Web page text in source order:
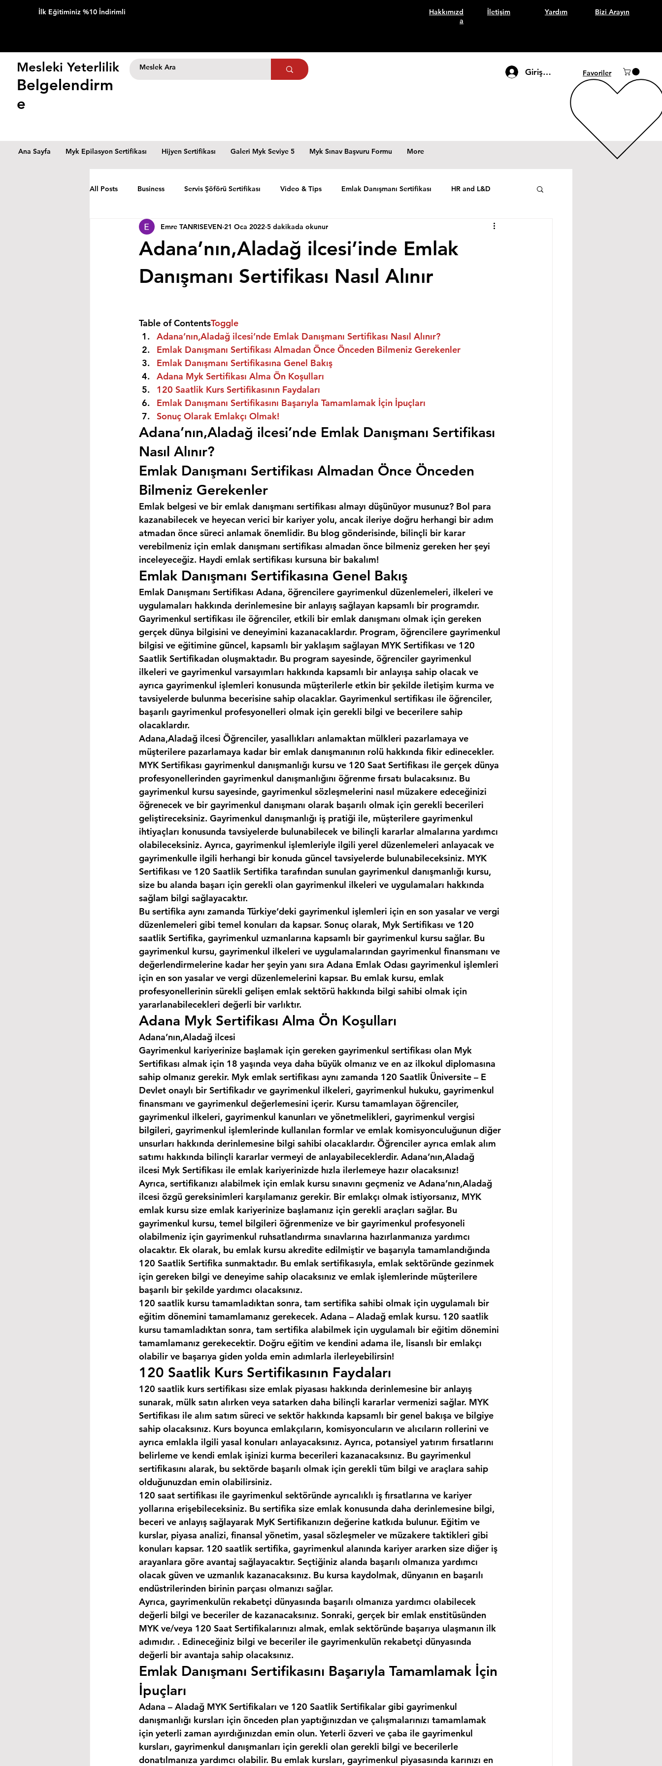
İlk Eğitiminiz %10 İndirimli
Hakkımızd
a
İletişim Yardım Bizi Arayın
Mesleki Yeterlilik
Belgelendirm
e
Giriş Yap Favoriler
Ana Sayfa Myk Epilasyon Sertifikası Hijyen Sertifikası Galeri Myk Seviye 5 Myk Sınav Başvuru Formu More
All Posts Business Servis Şöförü Sertifikası Video & Tips Emlak Danışmanı Sertifikası HR and L&D
Adana’nın,Aladağ ilcesi’inde Emlak
Danışmanı Sertifikası Nasıl Alınır
Emre TANRISEVEN 21 Oca 2022 5 dakikada okunur
Table of ContentsToggle
Adana’nın,Aladağ ilcesi’nde Emlak Danışmanı Sertifikası Nasıl Alınır?
Emlak Danışmanı Sertifikası Almadan Önce Önceden Bilmeniz Gerekenler
Emlak Danışmanı Sertifikasına Genel Bakış
Adana Myk Sertifikası Alma Ön Koşulları
120 Saatlik Kurs Sertifikasının Faydaları
Emlak Danışmanı Sertifikasını Başarıyla Tamamlamak İçin İpuçları
Sonuç Olarak Emlakçı Olmak!
Adana’nın,Aladağ ilcesi’nde Emlak Danışmanı Sertifikası
Nasıl Alınır?
Emlak Danışmanı Sertifikası Almadan Önce Önceden
Bilmeniz Gerekenler
Emlak belgesi ve bir emlak danışmanı sertifikası almayı düşünüyor musunuz? Bol para
kazanabilecek ve heyecan verici bir kariyer yolu, ancak ileriye doğru herhangi bir adım
atmadan önce süreci anlamak önemlidir. Bu blog gönderisinde, bilinçli bir karar
verebilmeniz için emlak danışmanı sertifikası almadan önce bilmeniz gereken her şeyi
inceleyeceğiz. Haydi emlak sertifikası kursuna bir bakalım!
Emlak Danışmanı Sertifikasına Genel Bakış
Emlak Danışmanı Sertifikası Adana, öğrencilere gayrimenkul düzenlemeleri, ilkeleri ve
uygulamaları hakkında derinlemesine bir anlayış sağlayan kapsamlı bir programdır.
Gayrimenkul sertifikası ile öğrenciler, etkili bir emlak danışmanı olmak için gereken
gerçek dünya bilgisini ve deneyimini kazanacaklardır. Program, öğrencilere gayrimenkul
bilgisi ve eğitimine güncel, kapsamlı bir yaklaşım sağlayan MYK Sertifikası ve 120
Saatlik Sertifikadan oluşmaktadır. Bu program sayesinde, öğrenciler gayrimenkul
ilkeleri ve gayrimenkul varsayımları hakkında kapsamlı bir anlayışa sahip olacak ve
ayrıca gayrimenkul işlemleri konusunda müşterilerle etkin bir şekilde iletişim kurma ve
tavsiyelerde bulunma becerisine sahip olacaklar. Gayrimenkul sertifikası ile öğrenciler,
başarılı gayrimenkul profesyonelleri olmak için gerekli bilgi ve becerilere sahip
olacaklardır.
Adana,Aladağ ilcesi Öğrenciler, yasallıkları anlamaktan mülkleri pazarlamaya ve
müşterilere pazarlamaya kadar bir emlak danışmanının rolü hakkında fikir edinecekler.
MYK Sertifikası gayrimenkul danışmanlığı kursu ve 120 Saat Sertifikası ile gerçek dünya
profesyonellerinden gayrimenkul danışmanlığını öğrenme fırsatı bulacaksınız. Bu
gayrimenkul kursu sayesinde, gayrimenkul sözleşmelerini nasıl müzakere edeceğinizi
öğrenecek ve bir gayrimenkul danışmanı olarak başarılı olmak için gerekli becerileri
geliştireceksiniz. Gayrimenkul danışmanlığı iş pratiği ile, müşterilere gayrimenkul
ihtiyaçları konusunda tavsiyelerde bulunabilecek ve bilinçli kararlar almalarına yardımcı
olabileceksiniz. Ayrıca, gayrimenkul işlemleriyle ilgili yerel düzenlemeleri anlayacak ve
gayrimenkulle ilgili herhangi bir konuda güncel tavsiyelerde bulunabileceksiniz. MYK
Sertifikası ve 120 Saatlik Sertifika tarafından sunulan gayrimenkul danışmanlığı kursu,
size bu alanda başarı için gerekli olan gayrimenkul ilkeleri ve uygulamaları hakkında
sağlam bilgi sağlayacaktır.
Bu sertifika aynı zamanda Türkiye‘deki gayrimenkul işlemleri için en son yasalar ve vergi
düzenlemeleri gibi temel konuları da kapsar. Sonuç olarak, Myk Sertifikası ve 120
saatlik Sertifika, gayrimenkul uzmanlarına kapsamlı bir gayrimenkul kursu sağlar. Bu
gayrimenkul kursu, gayrimenkul ilkeleri ve uygulamalarından gayrimenkul finansmanı ve
değerlendirmelerine kadar her şeyin yanı sıra Adana Emlak Odası gayrimenkul işlemleri
için en son yasalar ve vergi düzenlemelerini kapsar. Bu emlak kursu, emlak
profesyonellerinin sürekli gelişen emlak sektörü hakkında bilgi sahibi olmak için
yararlanabilecekleri değerli bir varlıktır.
Adana Myk Sertifikası Alma Ön Koşulları
Adana’nın,Aladağ ilcesi
Gayrimenkul kariyerinize başlamak için gereken gayrimenkul sertifikası olan Myk
Sertifikası almak için 18 yaşında veya daha büyük olmanız ve en az ilkokul diplomasına
sahip olmanız gerekir. Myk emlak sertifikası aynı zamanda 120 Saatlik Üniversite – E
Devlet onaylı bir Sertifikadır ve gayrimenkul ilkeleri, gayrimenkul hukuku, gayrimenkul
finansmanı ve gayrimenkul değerlemesini içerir. Kursu tamamlayan öğrenciler,
gayrimenkul ilkeleri, gayrimenkul kanunları ve yönetmelikleri, gayrimenkul vergisi
bilgileri, gayrimenkul işlemlerinde kullanılan formlar ve emlak komisyonculuğunun diğer
unsurları hakkında derinlemesine bilgi sahibi olacaklardır. Öğrenciler ayrıca emlak alım
satımı hakkında bilinçli kararlar vermeyi de anlayabileceklerdir. Adana’nın,Aladağ
ilcesi Myk Sertifikası ile emlak kariyerinizde hızla ilerlemeye hazır olacaksınız!
Ayrıca, sertifikanızı alabilmek için emlak kursu sınavını geçmeniz ve Adana’nın,Aladağ
ilcesi özgü gereksinimleri karşılamanız gerekir. Bir emlakçı olmak istiyorsanız, MYK
emlak kursu size emlak kariyerinize başlamanız için gerekli araçları sağlar. Bu
gayrimenkul kursu, temel bilgileri öğrenmenize ve bir gayrimenkul profesyoneli
olabilmeniz için gayrimenkul ruhsatlandırma sınavlarına hazırlanmanıza yardımcı
olacaktır. Ek olarak, bu emlak kursu akredite edilmiştir ve başarıyla tamamlandığında
120 Saatlik Sertifika sunmaktadır. Bu emlak sertifikasıyla, emlak sektöründe gezinmek
için gereken bilgi ve deneyime sahip olacaksınız ve emlak işlemlerinde müşterilere
başarılı bir şekilde yardımcı olacaksınız.
120 saatlik kursu tamamladıktan sonra, tam sertifika sahibi olmak için uygulamalı bir
eğitim dönemini tamamlamanız gerekecek. Adana – Aladağ emlak kursu. 120 saatlik
kursu tamamladıktan sonra, tam sertifika alabilmek için uygulamalı bir eğitim dönemini
tamamlamanız gerekecektir. Doğru eğitim ve kendini adama ile, lisanslı bir emlakçı
olabilir ve başarıya giden yolda emin adımlarla ilerleyebilirsin!
120 Saatlik Kurs Sertifikasının Faydaları
120 saatlik kurs sertifikası size emlak piyasası hakkında derinlemesine bir anlayış
sunarak, mülk satın alırken veya satarken daha bilinçli kararlar vermenizi sağlar. MYK
Sertifikası ile alım satım süreci ve sektör hakkında kapsamlı bir genel bakışa ve bilgiye
sahip olacaksınız. Kurs boyunca emlakçıların, komisyoncuların ve alıcıların rollerini ve
ayrıca emlakla ilgili yasal konuları anlayacaksınız. Ayrıca, potansiyel yatırım fırsatlarını
belirleme ve kendi emlak işinizi kurma becerileri kazanacaksınız. Bu gayrimenkul
sertifikasını alarak, bu sektörde başarılı olmak için gerekli tüm bilgi ve araçlara sahip
olduğunuzdan emin olabilirsiniz.
120 saat sertifikası ile gayrimenkul sektöründe ayrıcalıklı iş fırsatlarına ve kariyer
yollarına erişebileceksiniz. Bu sertifika size emlak konusunda daha derinlemesine bilgi,
beceri ve anlayış sağlayarak MyK Sertifikanızın değerine katkıda bulunur. Eğitim ve
kurslar, piyasa analizi, finansal yönetim, yasal sözleşmeler ve müzakere taktikleri gibi
konuları kapsar. 120 saatlik sertifika, gayrimenkul alanında kariyer ararken size diğer iş
arayanlara göre avantaj sağlayacaktır. Seçtiğiniz alanda başarılı olmanıza yardımcı
olacak güven ve uzmanlık kazanacaksınız. Bu kursa kaydolmak, dünyanın en başarılı
endüstrilerinden birinin parçası olmanızı sağlar.
Ayrıca, gayrimenkulün rekabetçi dünyasında başarılı olmanıza yardımcı olabilecek
değerli bilgi ve beceriler de kazanacaksınız. Sonraki, gerçek bir emlak enstitüsünden
MYK ve/veya 120 Saat Sertifikalarınızı almak, emlak sektöründe başarıya ulaşmanın ilk
adımıdır. . Edineceğiniz bilgi ve beceriler ile gayrimenkulün rekabetçi dünyasında
değerli bir avantaja sahip olacaksınız.
Emlak Danışmanı Sertifikasını Başarıyla Tamamlamak İçin
İpuçları
Adana – Aladağ MYK Sertifikaları ve 120 Saatlik Sertifikalar gibi gayrimenkul
danışmanlığı kursları için önceden plan yaptığınızdan ve çalışmalarınızı tamamlamak
için yeterli zaman ayırdığınızdan emin olun. Yeterli özveri ve çaba ile gayrimenkul
kursları, gayrimenkul danışmanları için gerekli olan gerekli bilgi ve becerilerle
donatılmanıza yardımcı olabilir. Bu emlak kursları, gayrimenkul piyasasında karınızı en